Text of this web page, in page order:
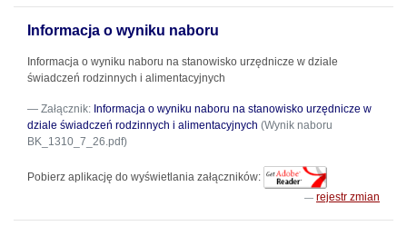
Informacja o wyniku naboru
Informacja o wyniku naboru na stanowisko urzędnicze w dziale
świadczeń rodzinnych i alimentacyjnych
Załącznik: Informacja o wyniku naboru na stanowisko urzędnicze w
dziale świadczeń rodzinnych i alimentacyjnych (Wynik naboru
BK_1310_7_26.pdf)
Pobierz aplikację do wyświetlania załączników:
rejestr zmian